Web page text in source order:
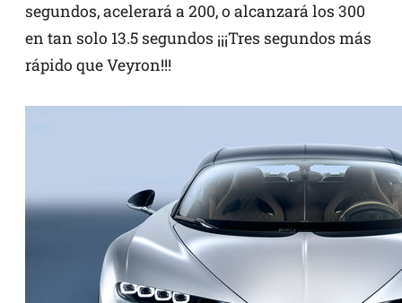
segundos, acelerará a 200, o alcanzará los 300
en tan solo 13.5 segundos ¡¡¡Tres segundos más
rápido que Veyron!!!